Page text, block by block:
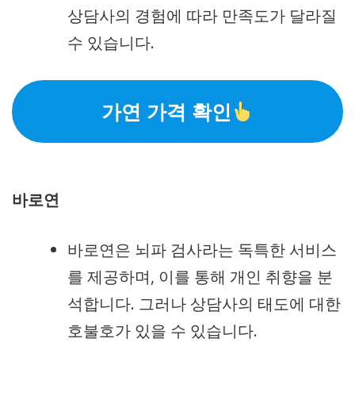
상담사의 경험에 따라 만족도가 달라질
수 있습니다.
가연 가격 확인
바로연
바로연은 뇌파 검사라는 독특한 서비스
를 제공하며, 이를 통해 개인 취향을 분
석합니다. 그러나 상담사의 태도에 대한
호불호가 있을 수 있습니다.